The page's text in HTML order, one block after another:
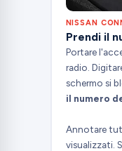
NISSAN
Prendi il
Portare
radio.
schermo si
il numero
Annotare
visualizzati.